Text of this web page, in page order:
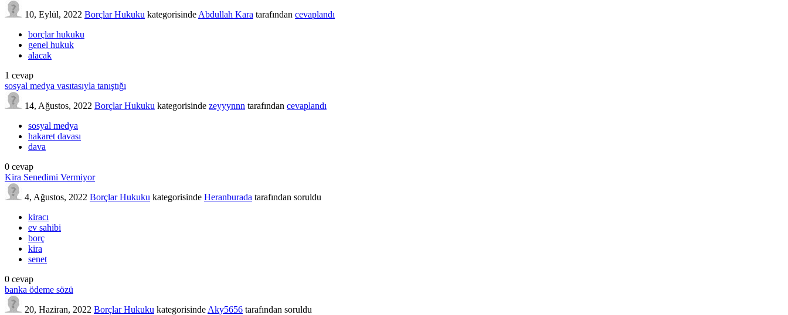
10, Eylül, 2022 Borçlar Hukuku kategorisinde Abdullah Kara tarafından cevaplandı
borçlar hukuku
genel hukuk
alacak
1 cevap
sosyal medya vasıtasıyla tanıştığı
14, Ağustos, 2022 Borçlar Hukuku kategorisinde zeyyynnn tarafından cevaplandı
sosyal medya
hakaret davası
dava
0 cevap
Kira Senedimi Vermiyor
4, Ağustos, 2022 Borçlar Hukuku kategorisinde Heranburada tarafından soruldu
kiracı
ev sahibi
borç
kira
senet
0 cevap
banka ödeme sözü
20, Haziran, 2022 Borçlar Hukuku kategorisinde Aky5656 tarafından soruldu